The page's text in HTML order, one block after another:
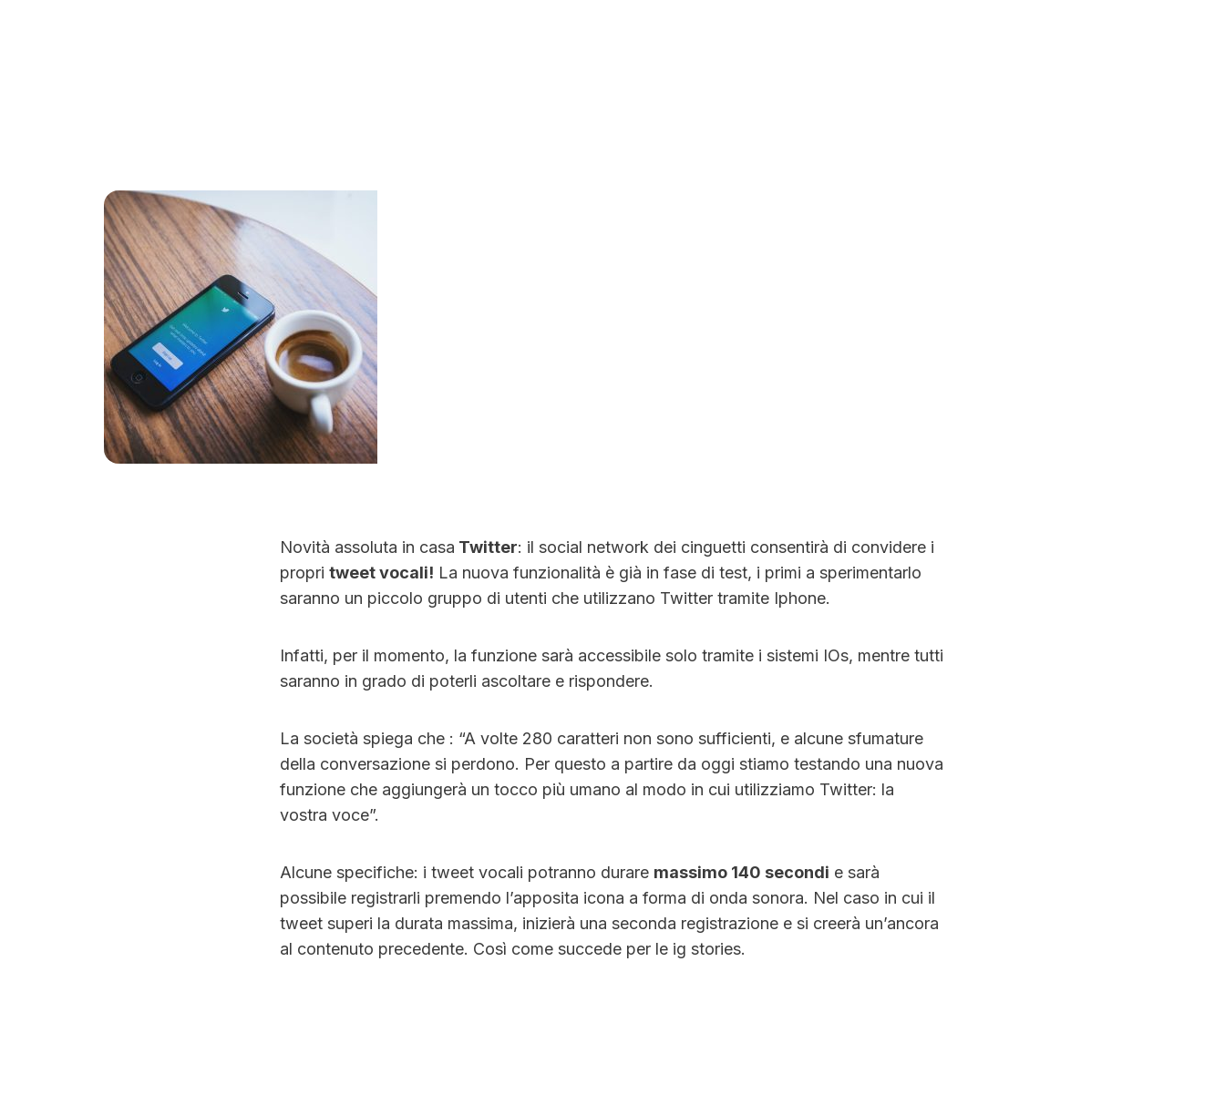
Novità assoluta in casa Twitter: il social network dei cinguetti consentirà di convidere i
propri tweet vocali! La nuova funzionalità è già in fase di test, i primi a sperimentarlo
saranno un piccolo gruppo di utenti che utilizzano Twitter tramite Iphone.
Infatti, per il momento, la funzione sarà accessibile solo tramite i sistemi IOs, mentre tutti
saranno in grado di poterli ascoltare e rispondere.
La società spiega che : “A volte 280 caratteri non sono sufficienti, e alcune sfumature
della conversazione si perdono. Per questo a partire da oggi stiamo testando una nuova
funzione che aggiungerà un tocco più umano al modo in cui utilizziamo Twitter: la
vostra voce”.
Alcune specifiche: i tweet vocali potranno durare massimo 140 secondi e sarà
possibile registrarli premendo l’apposita icona a forma di onda sonora. Nel caso in cui il
tweet superi la durata massima, inizierà una seconda registrazione e si creerà un’ancora
al contenuto precedente. Così come succede per le ig stories.